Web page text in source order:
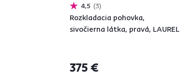
4,5 3
Rozkladacia pohovka,
sivočierna látka, pravá, LAUREL
375 €